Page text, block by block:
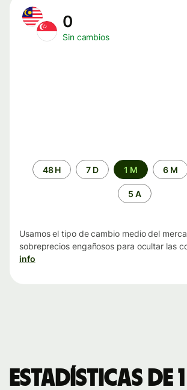
0
Sin cambios
Periodo48 H 7 D 1 M 6 M
5 A
Usamos el tipo de cambio medio del
sobreprecios engañosos para ocultar las
info
Estadísticas de 1